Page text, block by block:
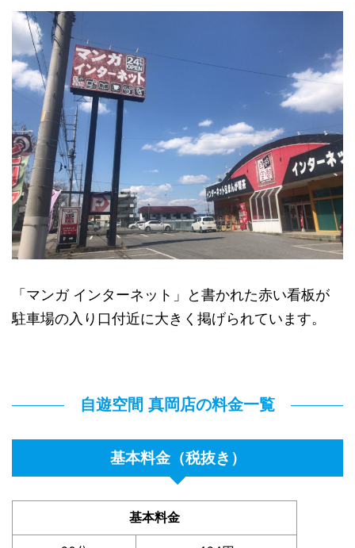
「マンガ インターネット」と書かれた赤い看板が
駐車場の入り口付近に大きく掲げられています。
自遊空間 真岡店の料金一覧
基本料金（税抜き）
基本料金